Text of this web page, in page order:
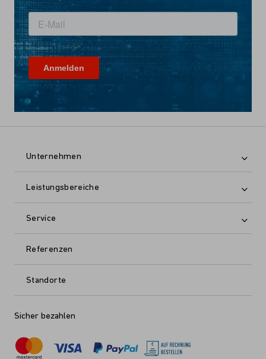
Unternehmen
Leistungsbereiche
Service
Referenzen
Standorte
Sicher bezahlen